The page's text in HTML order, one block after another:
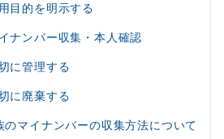
目的を明示する
ンバー収集・本人確認
に管理する
に廃棄する
のマイナンバーの収集方法について